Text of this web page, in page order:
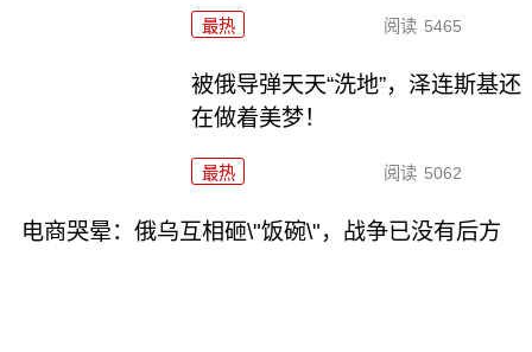
最热 阅读 5465
被俄导弹天天“洗地”，泽连斯基还
在做着美梦！
最热 阅读 5062
电商哭晕：俄乌互相砸\"饭碗\"，战争已没有后方